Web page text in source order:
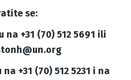
se:
+31 (70) 512 5691 ili
+31 (70) 512 5231 i na